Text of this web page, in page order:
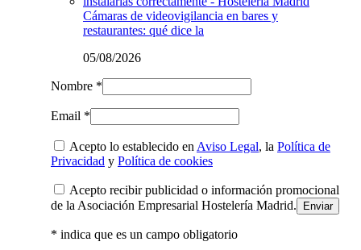
Cámaras de videovigilancia en bares y
restaurantes: qué dice la
05/08/2026
Nombre *
Email *
Acepto lo establecido en Aviso Legal, la Política de
Privacidad y Política de cookies
Acepto recibir publicidad o información promocional
de la Asociación Empresarial Hostelería Madrid.
* indica que es un campo obligatorio